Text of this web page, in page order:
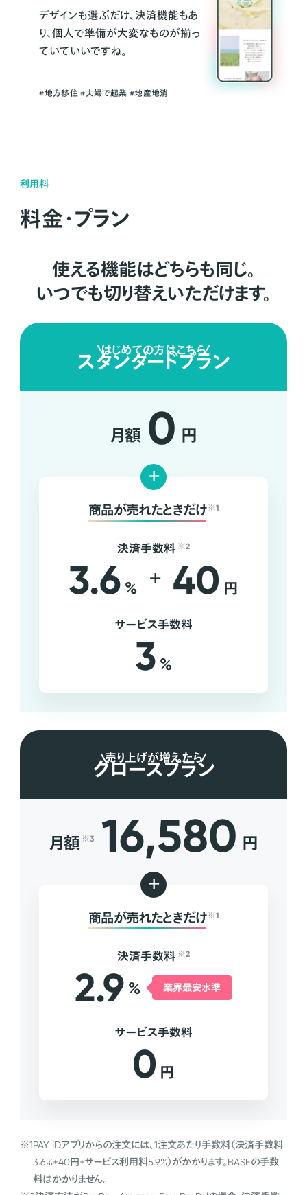
デザインも選ぶだけ、決済機能もあ
り、個人で準備が大変なものが揃っ
ていていいですね。
#地方移住 #夫婦で起業 #地産地消
利用料
料金・プラン
使える機能はどちらも同じ。
いつでも切り替えいただけます。
はじめての方はこちら
スタンダードプラン
月額 0 円
+
商品が売れたときだけ ※1
決済手数料 ※2
3.6 % + 40 円
サービス手数料
3 %
売り上げが増えたら
グロースプラン
月額 ※3 16,580 円
+
商品が売れたときだけ ※1
決済手数料 ※2
2.9 % 業界最安水準
サービス手数料
0 円
※1PAY IDアプリからの注文には、1注文あたり手数料（決済手数料
3.6%+40円+サービス利用料5.9%）がかかります。BASEの手数
料はかかりません。